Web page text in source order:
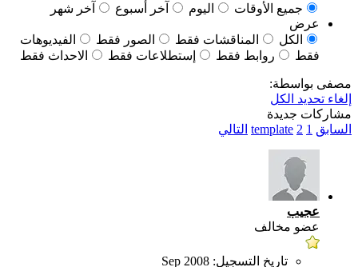
جميع الأوقات
اليوم آخر أسبوع
آخر شهر
عرض
الكل
المناقشات فقط الصور فقط
الفيديوهات
فقط
روابط فقط إستطلاعات فقط الاحداث فقط
مصفى بواسطة:
إلغاء تحديد الكل
مشاركات جديدة
السابق 1
2
template التالي
عجيب
عضو مخالف
تاريخ التسجيل: Sep 2008